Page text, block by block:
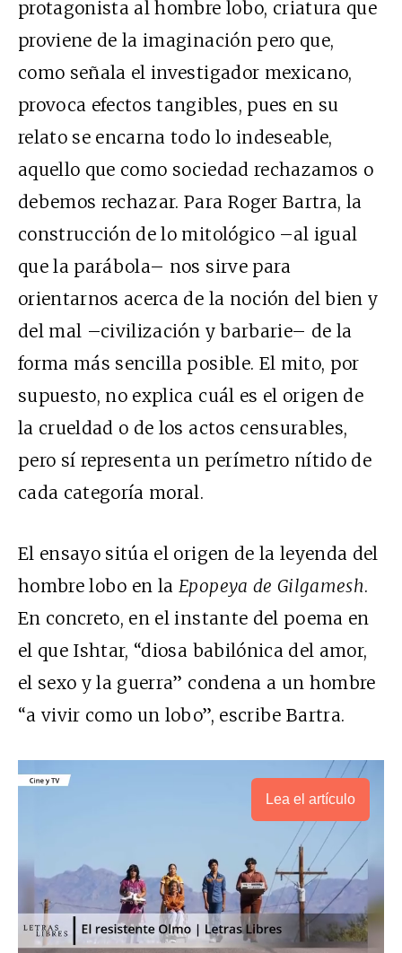
protagonista al hombre lobo, criatura que
proviene de la imaginación pero que,
como señala el investigador mexicano,
provoca efectos tangibles, pues en su
relato se encarna todo lo indeseable,
aquello que como sociedad rechazamos o
debemos rechazar. Para Roger Bartra, la
construcción de lo mitológico –al igual
que la parábola– nos sirve para
orientarnos acerca de la noción del bien y
del mal –civilización y barbarie– de la
forma más sencilla posible. El mito, por
supuesto, no explica cuál es el origen de
la crueldad o de los actos censurables,
pero sí representa un perímetro nítido de
cada categoría moral.
El ensayo sitúa el origen de la leyenda del
hombre lobo en laEpopeya de Gilgamesh.
En concreto, en el instante del poema en
el que Ishtar, “diosa babilónica del amor,
el sexo y la guerra” condena a un hombre
“a vivir como un lobo”, escribe Bartra.
Lea el artículo